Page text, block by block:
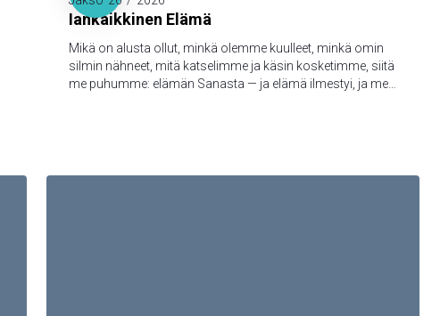
Iankaikkinen Elämä
Mikä on alusta ollut, minkä olemme kuulleet, minkä omin
silmin nähneet, mitä katselimme ja käsin kosketimme, siitä
me puhumme: elämän Sanasta — ja elämä ilmestyi, ja me
kanssamme; ja meillä on yhteys Isän ja hänen Poikansa,